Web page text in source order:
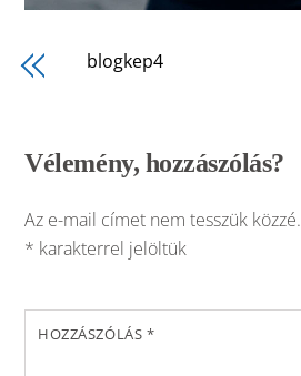
blogkep4
Vélemény, hozzászólás?
Az e-mail címet nem tesszük közzé.
* karakterrel jelöltük
HOZZÁSZÓLÁS *